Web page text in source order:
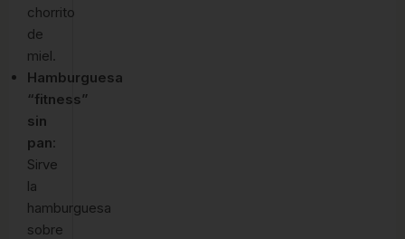
chorrito
de
miel.
Hamburguesa
“fitness”
sin
pan:
Sirve
la
hamburguesa
sobre